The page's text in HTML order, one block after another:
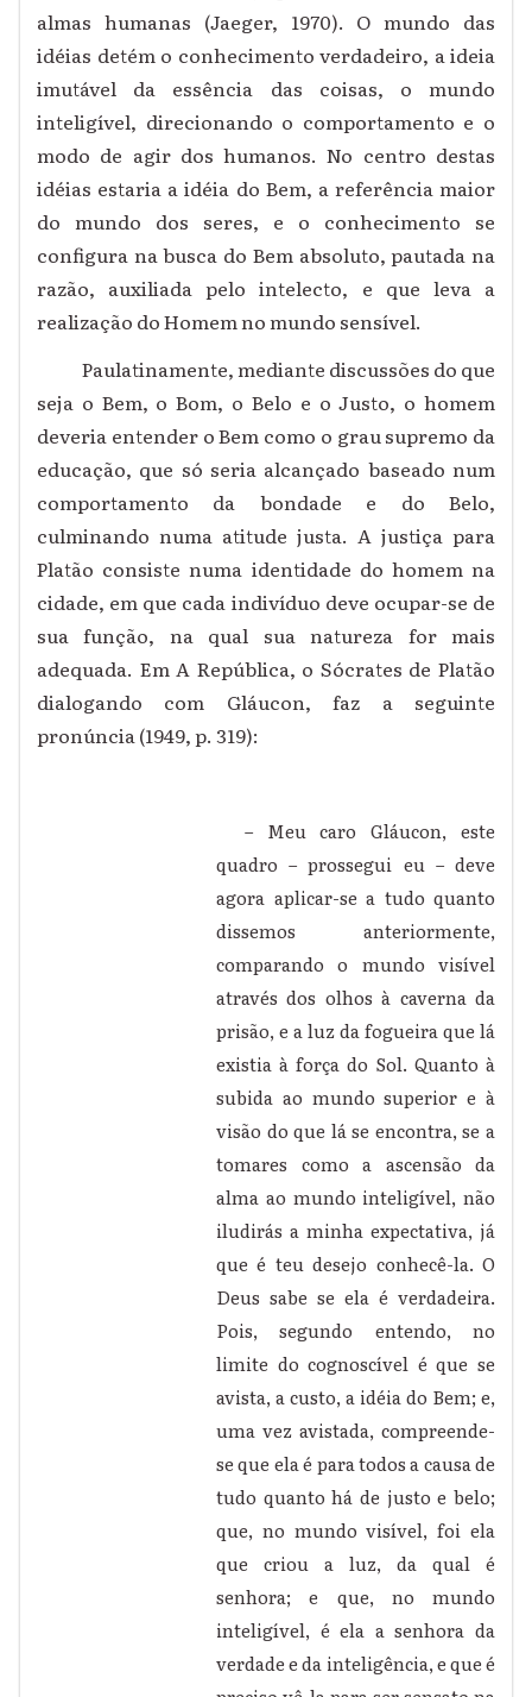
almas humanas (Jaeger, 1970). O mundo das
idéias detém o conhecimento verdadeiro, a ideia
imutável da essência das coisas, o mundo
inteligível, direcionando o comportamento e o
modo de agir dos humanos. No centro destas
idéias estaria a idéia do Bem, a referência maior
do mundo dos seres, e o conhecimento se
configura na busca do Bem absoluto, pautada na
razão, auxiliada pelo intelecto, e que leva a
realização do Homem no mundo sensível.
Paulatinamente, mediante discussões do que
seja o Bem, o Bom, o Belo e o Justo, o homem
deveria entender o Bem como o grau supremo da
educação, que só seria alcançado baseado num
comportamento da bondade e do Belo,
culminando numa atitude justa. A justiça para
Platão consiste numa identidade do homem na
cidade, em que cada indivíduo deve ocupar-se de
sua função, na qual sua natureza for mais
adequada. Em A República, o Sócrates de Platão
dialogando com Gláucon, faz a seguinte
pronúncia (1949, p. 319):
– Meu caro Gláucon, este
quadro – prossegui eu – deve
agora aplicar-se a tudo quanto
dissemos anteriormente,
comparando o mundo visível
através dos olhos à caverna da
prisão, e a luz da fogueira que lá
existia à força do Sol. Quanto à
subida ao mundo superior e à
visão do que lá se encontra, se a
tomares como a ascensão da
alma ao mundo inteligível, não
iludirás a minha expectativa, já
que é teu desejo conhecê-la. O
Deus sabe se ela é verdadeira.
Pois, segundo entendo, no
limite do cognoscível é que se
avista, a custo, a idéia do Bem; e,
uma vez avistada, compreende-
se que ela é para todos a causa de
tudo quanto há de justo e belo;
que, no mundo visível, foi ela
que criou a luz, da qual é
senhora; e que, no mundo
inteligível, é ela a senhora da
verdade e da inteligência, e que é